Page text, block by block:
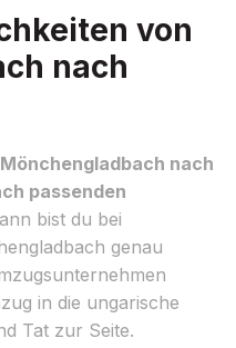
von
nach
nach
passenden
bist du bei
genau
in die ungarische
Tat zur Seite.